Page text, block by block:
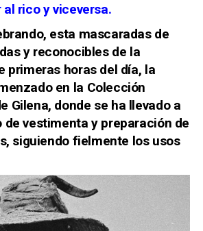
rico y viceversa.
esta mascaradas de
y reconocibles de la
primeras horas del día, la
en la Colección
Gilena, donde se ha llevado a
de vestimenta y preparación de
siguiendo fielmente los usos